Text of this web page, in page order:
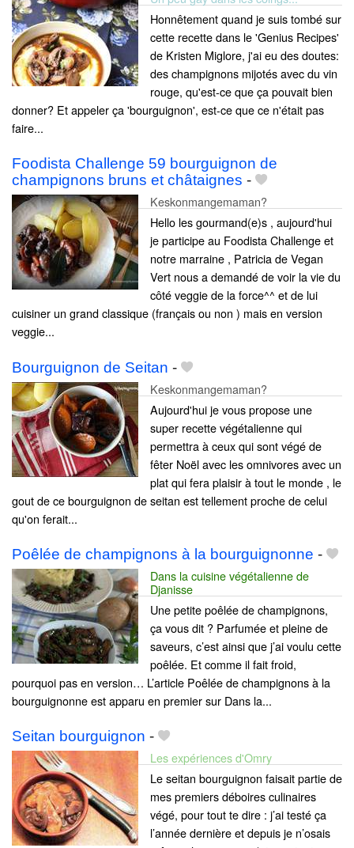
Honnêtement quand je suis tombé sur
cette recette dans le 'Genius Recipes'
de Kristen Miglore, j'ai eu des doutes:
des champignons mijotés avec du vin
rouge, qu'est-ce que ça pouvait bien
donner? Et appeler ça 'bourguignon', est-ce que ce n'était pas
faire...
Foodista Challenge 59 bourguignon de
champignons bruns et châtaignes -
Keskonmangemaman?
Hello les gourmand(e)s , aujourd'hui
je participe au Foodista Challenge et
notre marraine , Patricia de Vegan
Vert nous a demandé de voir la vie du
côté veggie de la force^^ et de lui
cuisiner un grand classique (français ou non ) mais en version
veggie...
Bourguignon de Seitan -
Keskonmangemaman?
Aujourd'hui je vous propose une
super recette végétalienne qui
permettra à ceux qui sont végé de
fêter Noël avec les omnivores avec un
plat qui fera plaisir à tout le monde , le
gout de ce bourguignon de seitan est tellement proche de celui
qu'on ferait...
Poêlée de champignons à la bourguignonne -
Dans la cuisine végétalienne de
Djanisse
Une petite poêlée de champignons,
ça vous dit ? Parfumée et pleine de
saveurs, c’est ainsi que j’ai voulu cette
poêlée. Et comme il fait froid,
pourquoi pas en version… L’article Poêlée de champignons à la
bourguignonne est apparu en premier sur Dans la...
Seitan bourguignon -
Les expériences d'Omry
Le seitan bourguignon faisait partie de
mes premiers déboires culinaires
végé, pour tout te dire : j’ai testé ça
l’année dernière et depuis je n’osais